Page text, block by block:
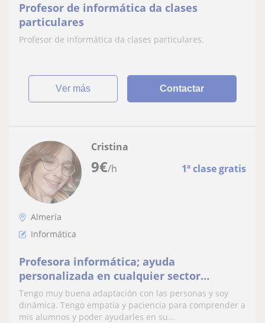
Profesor de informática da clases
particulares
Profesor de informática da clases particulares.
ver más Contactar
9€/h 1ª clase gratis
Cristina
Almería
Informática
Profesora informática; ayuda
personalizada en cualquier sector
informático
Tengo muy buena adaptación con las personas y soy
dinámica. Tengo empatía y paciencia para comprender a
mis alumnos y poder ayudarles en su...